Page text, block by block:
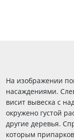
На изображении
насаждениями.
висит вывеска с
окружено густой
другие деревья.
которым